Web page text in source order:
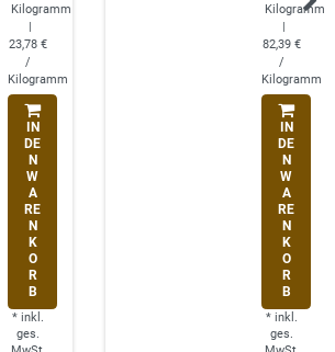
Kilogramm
|
23,78 €
/
Kilogramm
IN
DE
N
W
A
RE
N
K
O
R
B
* inkl.
ges.
Kilogramm
|
82,39 €
/
Kilogramm
IN
DE
N
W
A
RE
N
K
O
R
B
* inkl.
ges.